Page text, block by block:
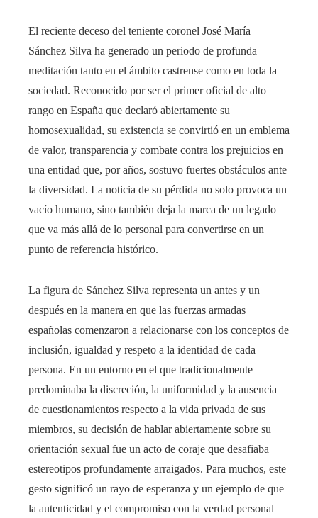
El reciente deceso del teniente coronel José María
Sánchez Silva ha generado un periodo de profunda
meditación tanto en el ámbito castrense como en toda la
sociedad. Reconocido por ser el primer oficial de alto
rango en España que declaró abiertamente su
homosexualidad, su existencia se convirtió en un emblema
de valor, transparencia y combate contra los prejuicios en
una entidad que, por años, sostuvo fuertes obstáculos ante
la diversidad. La noticia de su pérdida no solo provoca un
vacío humano, sino también deja la marca de un legado
que va más allá de lo personal para convertirse en un
punto de referencia histórico.
La figura de Sánchez Silva representa un antes y un
después en la manera en que las fuerzas armadas
españolas comenzaron a relacionarse con los conceptos de
inclusión, igualdad y respeto a la identidad de cada
persona. En un entorno en el que tradicionalmente
predominaba la discreción, la uniformidad y la ausencia
de cuestionamientos respecto a la vida privada de sus
miembros, su decisión de hablar abiertamente sobre su
orientación sexual fue un acto de coraje que desafiaba
estereotipos profundamente arraigados. Para muchos, este
gesto significó un rayo de esperanza y un ejemplo de que
la autenticidad y el compromiso con la verdad personal